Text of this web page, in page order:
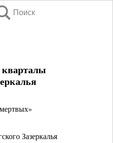
Поиск
Зазеркалья